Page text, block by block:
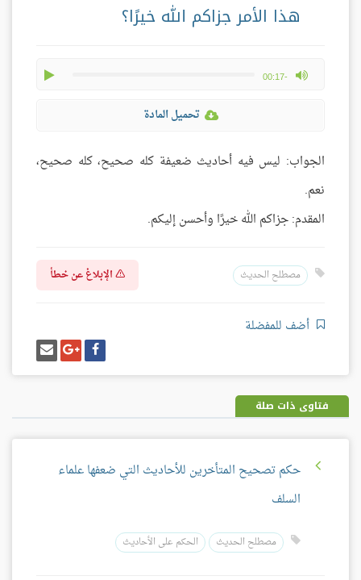
هذا الأمر جزاكم الله خيرًا؟
-00:17
max volume
تحميل المادة
الجواب: ليس فيه أحاديث ضعيفة كله صحيح، كله صحيح،
نعم.
المقدم: جزاكم الله خيرًا وأحسن إليكم.
مصطلح الحديث الإبلاغ عن خطأ
أضف للمفضلة
شارك
على
فيسبوك
شارك
على
غوغل
بلس
إرسل
إيميل
فتاوى ذات صلة
حكم تصحيح المتأخرين للأحاديث التي ضعفها علماء
السلف
مصطلح الحديث الحكم على الأحاديث